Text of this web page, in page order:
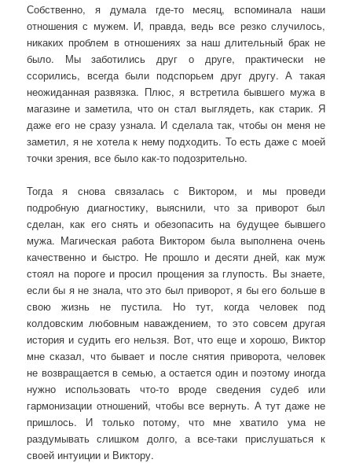
Собственно, я думала где-то месяц, вспоминала наши
отношения с мужем. И, правда, ведь все резко случилось,
никаких проблем в отношениях за наш длительный брак не
было. Мы заботились друг о друге, практически не
ссорились, всегда были подспорьем друг другу. А такая
неожиданная развязка. Плюс, я встретила бывшего мужа в
магазине и заметила, что он стал выглядеть, как старик. Я
даже его не сразу узнала. И сделала так, чтобы он меня не
заметил, я не хотела к нему подходить. То есть даже с моей
точки зрения, все было как-то подозрительно.
Тогда я снова связалась с Виктором, и мы проведи
подробную диагностику, выяснили, что за приворот был
сделан, как его снять и обезопасить на будущее бывшего
мужа. Магическая работа Виктором была выполнена очень
качественно и быстро. Не прошло и десяти дней, как муж
стоял на пороге и просил прощения за глупость. Вы знаете,
если бы я не знала, что это был приворот, я бы его больше в
свою жизнь не пустила. Но тут, когда человек под
колдовским любовным наваждением, то это совсем другая
история и судить его нельзя. Вот, что еще и хорошо, Виктор
мне сказал, что бывает и после снятия приворота, человек
не возвращается в семью, а остается один и поэтому иногда
нужно использовать что-то вроде сведения судеб или
гармонизации отношений, чтобы все вернуть. А тут даже не
пришлось. И только потому, что мне хватило ума не
раздумывать слишком долго, а все-таки прислушаться к
своей интуиции и Виктору.